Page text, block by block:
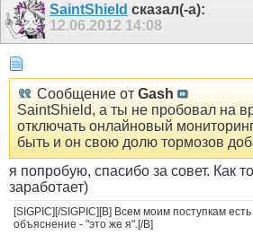
SaintShield сказал(-а):
12.06.2012 14:08
Сообщение от Gash
SaintShield, а ты не пробовал на
отключать онлайновый
быть и он свою долю тормозов
я попробую, спасибо за совет. Как
заработает)
[SIGPIC][/SIGPIC][B] Всем моим поступкам
объяснение - "это же я".[/B]